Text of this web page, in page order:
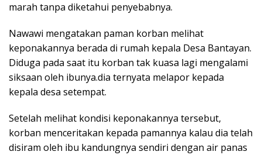
marah tanpa diketahui penyebabnya.
Nawawi mengatakan paman korban melihat
keponakannya berada di rumah kepala Desa Bantayan.
Diduga pada saat itu korban tak kuasa lagi mengalami
siksaan oleh ibunya.dia ternyata melapor kepada
kepala desa setempat.
Setelah melihat kondisi keponakannya tersebut,
korban menceritakan kepada pamannya kalau dia telah
disiram oleh ibu kandungnya sendiri dengan air panas